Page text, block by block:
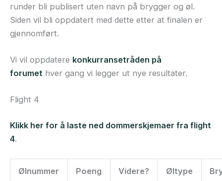
runder bli publisert uten navn på brygger og øl.
Siden vil bli oppdatert med dette etter at finalen er
gjennomført.
Vi vil oppdatere konkurransetråden på
forumet hver gang vi legger ut nye resultater.
Flight 4
Klikk her for å laste ned dommerskjemaer fra flight
4.
Ølnummer Poeng Videre? Øltype